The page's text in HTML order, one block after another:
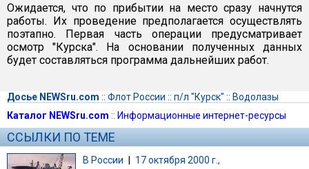
Ожидается, что по прибытии на место сразу начнутся
работы. Их проведение предполагается осуществлять
поэтапно. Первая часть операции предусматривает
осмотр "Курска". На основании полученных данных
будет составляться программа дальнейших работ.
Досье NEWSru.com :: Флот России :: п/л "Курск" :: Водолазы
Каталог NEWSru.com :: Информационные интернет-ресурсы
ССЫЛКИ ПО ТЕМЕ
В России | 17 октября 2000 г.,